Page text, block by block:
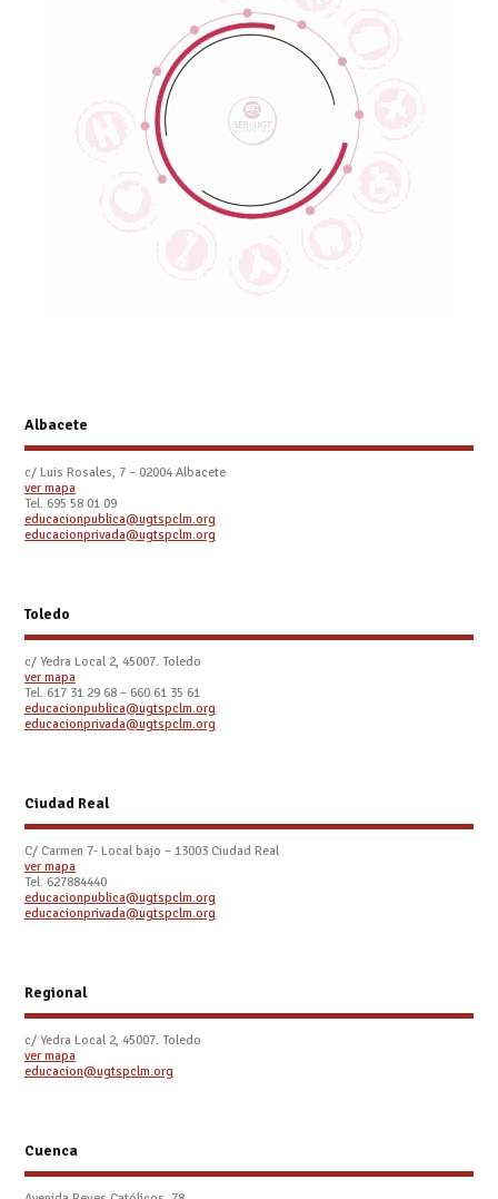
Albacete
c/ Luis Rosales, 7 – 02004 Albacete
ver mapa
Tel. 695 58 01 09
educacionpublica@ugtspclm.org
educacionprivada@ugtspclm.org
Toledo
c/ Yedra Local 2, 45007. Toledo
ver mapa
Tel. 617 31 29 68 – 660 61 35 61
educacionpublica@ugtspclm.org
educacionprivada@ugtspclm.org
Ciudad Real
C/ Carmen 7- Local bajo – 13003 Ciudad Real
ver mapa
Tel. 627884440
educacionpublica@ugtspclm.org
educacionprivada@ugtspclm.org
Regional
c/ Yedra Local 2, 45007. Toledo
ver mapa
educacion@ugtspclm.org
Cuenca